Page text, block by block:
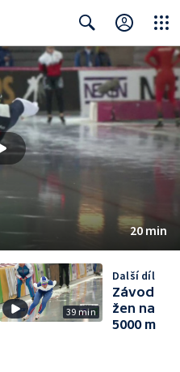
Search Close
20 min
39 min
Další díl
Závod
žen na
5000 m